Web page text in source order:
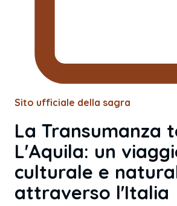
Sito ufficiale della sagra
La Transumanza
L'Aquila: un
culturale e
attraverso l'Italia